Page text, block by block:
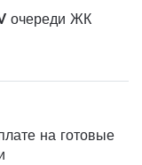
очереди ЖК
на готовые